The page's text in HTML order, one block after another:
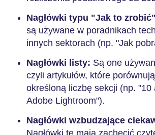
Nagłówki typu "Jak to
są używane w poradnikach
innych sektorach (np. "Jak
Nagłówki listy: Są one
czyli artykułów, które
określoną liczbę sekcji (np. "10
Adobe Lightroom").
Nagłówki wzbudzające
Nagłówki te mają zachęcić